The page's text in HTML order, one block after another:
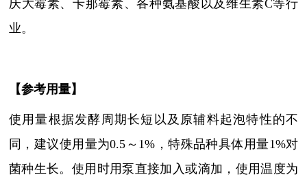
庆大霉素、卡那霉素、各种氨基酸以及维生素C等行
业。
【参考用量】
使用量根据发酵周期长短以及原辅料起泡特性的不
同，建议使用量为0.5～1%，特殊品种具体用量1%对
菌种生长。使用时用泵直接加入或滴加，使用温度为